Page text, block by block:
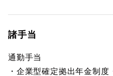
諸手当
通勤手当
・企業型確定拠出年金制